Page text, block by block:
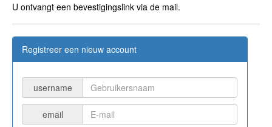
U ontvangt een bevestigingslink via de mail.
Registreer een nieuw account
username
email